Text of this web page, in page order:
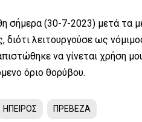
σήμερα (30-7-2023) μετά τα
διότι λειτουργούσε ως
να γίνεται χρήση
όριο θορύβου.
ΗΠΕΙΡΟΣ ΠΡΕΒΕΖΑ